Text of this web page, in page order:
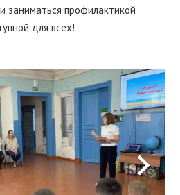
заниматься профилактикой
для всех!